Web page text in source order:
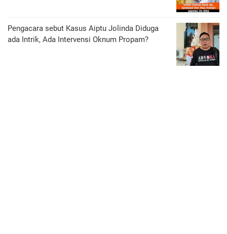
Pengacara sebut Kasus Aiptu Jolinda Diduga
ada Intrik, Ada Intervensi Oknum Propam?